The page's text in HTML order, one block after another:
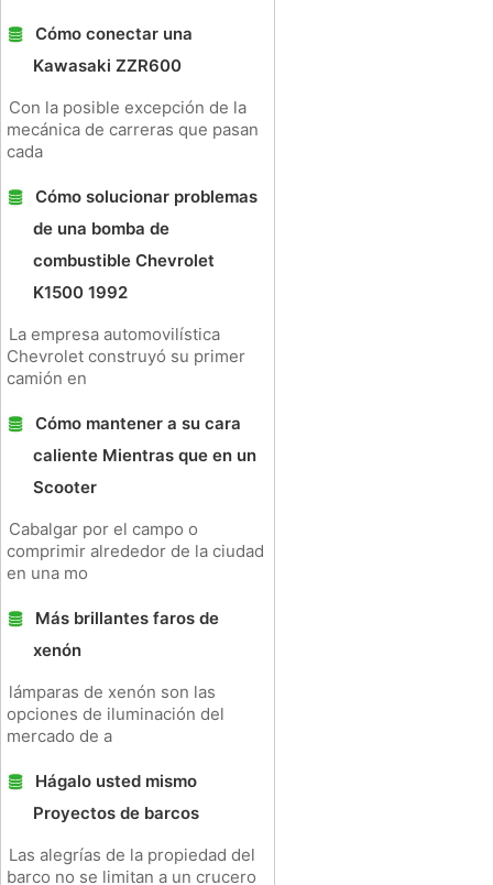
Cómo conectar una
Kawasaki ZZR600
Con la posible excepción de la
mecánica de carreras que pasan
cada
Cómo solucionar problemas
de una bomba de
combustible Chevrolet
K1500 1992
La empresa automovilística
Chevrolet construyó su primer
camión en
Cómo mantener a su cara
caliente Mientras que en un
Scooter
Cabalgar por el campo o
comprimir alrededor de la ciudad
en una mo
Más brillantes faros de
xenón
lámparas de xenón son las
opciones de iluminación del
mercado de a
Hágalo usted mismo
Proyectos de barcos
Las alegrías de la propiedad del
barco no se limitan a un crucero